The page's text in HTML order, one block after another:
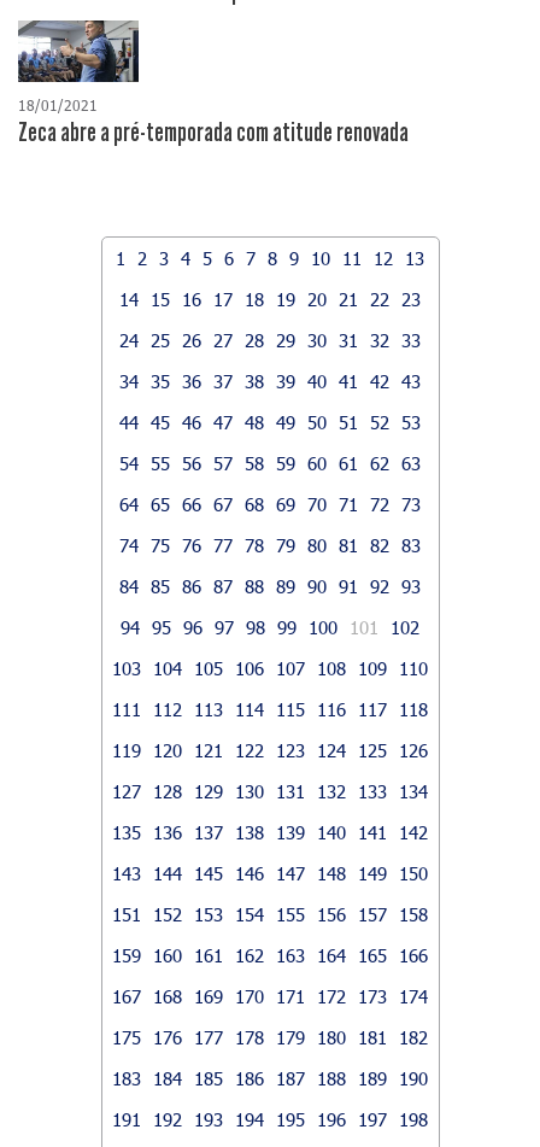
18/01/2021
Zeca abre a pré-temporada com atitude renovada
1 2 3 4 5 6 7 8 9 10 11 12
13
14
15 16 17 18 19 20 21 22
23
24
25 26 27 28 29 30 31 32
33
34 35 36 37 38 39 40 41 42
43
44 45 46 47 48 49 50 51 52
53
54 55 56 57 58 59 60 61 62
63
64 65 66 67 68 69 70 71 72
73
74 75 76 77 78 79 80 81 82
83
84 85 86 87 88 89 90 91 92
93
94 95 96 97 98 99 100 101
102
103
104 105 106 107 108 109
110
111
112 113 114 115 116 117
118
119
120 121 122 123 124 125
126
127
128 129 130 131 132 133
134
135
136 137 138 139 140 141
142
143
144 145 146 147 148 149
150
151
152 153 154 155 156 157
158
159
160 161 162 163 164 165
166
167
168 169 170 171 172 173
174
175
176 177 178 179 180 181
182
183
184 185 186 187 188 189
190
191
192 193 194 195 196 197
198